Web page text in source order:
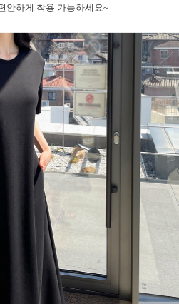
안하게 착용 가능하세요~